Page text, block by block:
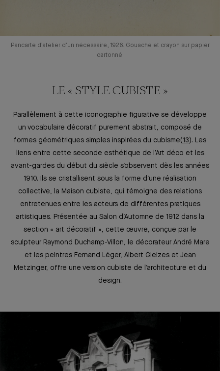
Pancarte d’atelier d’un nécessaire, 1926. Gouache et crayon sur papier
cartonné.
LE « STYLE CUBISTE »
Parallèlement à cette iconographie figurative se développe
un vocabulaire décoratif purement abstrait, composé de
formes géométriques simples inspirées du cubisme 13 . Les
liens entre cette seconde esthétique de l’Art déco et les
avant-gardes du début du siècle s’observent dès les années
1910. Ils se cristallisent sous la forme d’une réalisation
collective, la Maison cubiste, qui témoigne des relations
entretenues entre les acteurs de différentes pratiques
artistiques. Présentée au Salon d’Automne de 1912 dans la
section « art décoratif », cette œuvre, conçue par le
sculpteur Raymond Duchamp-Villon, le décorateur André Mare
et les peintres Fernand Léger, Albert Gleizes et Jean
Metzinger, offre une version cubiste de l’architecture et du
design.